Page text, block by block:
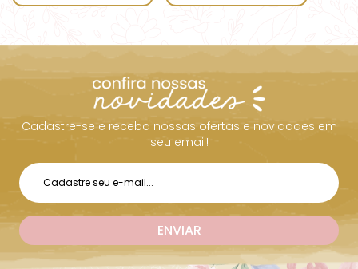
Cadastre-se e receba nossas ofertas e novidades em
seu email!